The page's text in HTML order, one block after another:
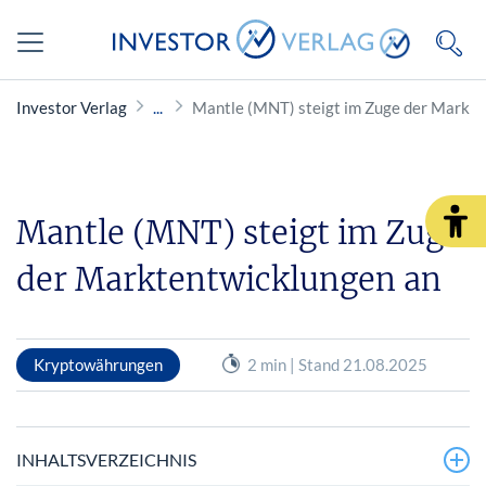
Investor Verlag Mantle (MNT) steigt im Zuge der
Mantle (MNT) steigt im Zuge
der Marktentwicklungen an
Kryptowährungen 2 min | Stand 21.08.2025
INHALTSVERZEICHNIS